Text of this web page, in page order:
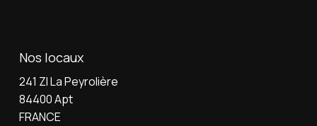
Nos locaux
241 ZI La Peyrolière
84400 Apt
FRANCE